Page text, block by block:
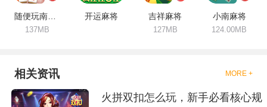
随便玩南昌麻将
137MB
开运麻将 吉祥麻将
127MB
小南麻将
124.00MB
相关资讯 MORE +
火拼双扣怎么玩，新手必看核心规